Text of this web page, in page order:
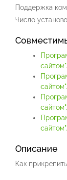
Поддержка
Число
Описание
Как